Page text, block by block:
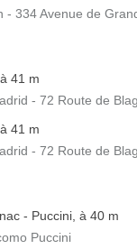
- 334 Avenue de
41 m
- 72 Route de
41 m
- 72 Route de
- Puccini, à 40 m
Puccini